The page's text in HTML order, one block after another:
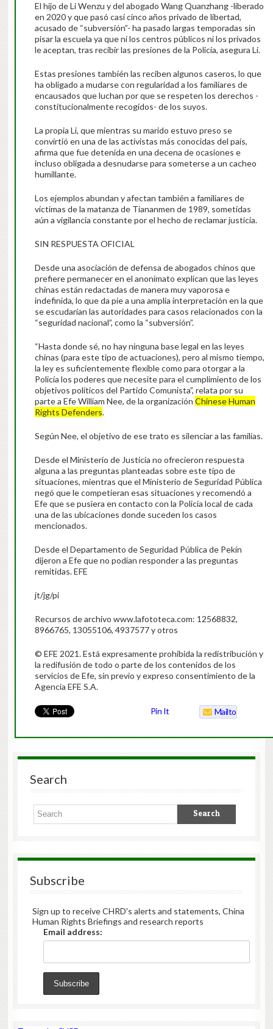
El hijo de Li Wenzu y del abogado Wang Quanzhang -liberado
en 2020 y que pasó casi cinco años privado de libertad,
acusado de “subversión”- ha pasado largas temporadas sin
pisar la escuela ya que ni los centros públicos ni los privados
le aceptan, tras recibir las presiones de la Policía, asegura Li.
Estas presiones también las reciben algunos caseros, lo que
ha obligado a mudarse con regularidad a los familiares de
encausados que luchan por que se respeten los derechos -
constitucionalmente recogidos- de los suyos.
La propia Li, que mientras su marido estuvo preso se
convirtió en una de las activistas más conocidas del país,
afirma que fue detenida en una decena de ocasiones e
incluso obligada a desnudarse para someterse a un cacheo
humillante.
Los ejemplos abundan y afectan también a familiares de
víctimas de la matanza de Tiananmen de 1989, sometidas
aún a vigilancia constante por el hecho de reclamar justicia.
SIN RESPUESTA OFICIAL
Desde una asociación de defensa de abogados chinos que
prefiere permanecer en el anonimato explican que las leyes
chinas están redactadas de manera muy vaporosa e
indefinida, lo que da pie a una amplia interpretación en la que
se escudarían las autoridades para casos relacionados con la
“seguridad nacional”, como la “subversión”.
“Hasta donde sé, no hay ninguna base legal en las leyes
chinas (para este tipo de actuaciones), pero al mismo tiempo,
la ley es suficientemente flexible como para otorgar a la
Policía los poderes que necesite para el cumplimiento de los
objetivos políticos del Partido Comunista”, relata por su
parte a Efe William Nee, de la organización Chinese Human
Rights Defenders.
Según Nee, el objetivo de ese trato es silenciar a las familias.
Desde el Ministerio de Justicia no ofrecieron respuesta
alguna a las preguntas planteadas sobre este tipo de
situaciones, mientras que el Ministerio de Seguridad Pública
negó que le competieran esas situaciones y recomendó a
Efe que se pusiera en contacto con la Policía local de cada
una de las ubicaciones donde suceden los casos
mencionados.
Desde el Departamento de Seguridad Pública de Pekín
dijeron a Efe que no podían responder a las preguntas
remitidas. EFE
jt/jg/pi
Recursos de archivo www.lafototeca.com: 12568832,
8966765, 13055106, 4937577 y otros
© EFE 2021. Está expresamente prohibida la redistribución y
la redifusión de todo o parte de los contenidos de los
servicios de Efe, sin previo y expreso consentimiento de la
Agencia EFE S.A.
Pin It Mailto
Search
Subscribe
Sign up to receive CHRD's alerts and statements, China
Human Rights Briefings and research reports
Email address: